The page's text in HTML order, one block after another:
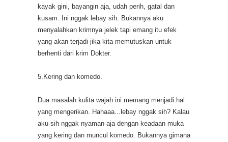
kayak gini, bayangin aja, udah perih, gatal dan
kusam. Ini nggak lebay sih. Bukannya aku
menyalahkan krimnya jelek tapi emang itu efek
yang akan terjadi jika kita memutuskan untuk
berhenti dari krim Dokter.
5.Kering dan komedo.
Dua masalah kulita wajah ini memang menjadi hal
yang mengerikan. Hahaaa...lebay nggak sih? Kalau
aku sih nggak nyaman aja dengan keadaan muka
yang kering dan muncul komedo. Bukannya gimana